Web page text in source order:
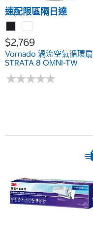
速配限區隔日達
$2,769
Vornado 渦流空氣循環扇
STRATA 8 OMNI-TW
★★★★★
★★★★★